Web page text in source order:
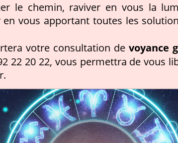
le chemin, raviver en vous la
vous apportant toutes les
votre consultation de voyance
22 20 22, vous permettra de vous